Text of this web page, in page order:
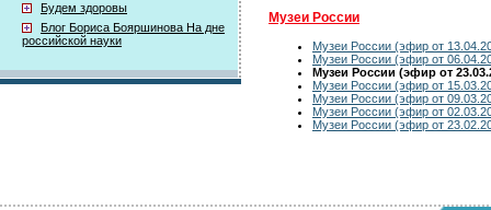
Будем здоровы
Блог Бориса Бояршинова На дне
российской науки
Музеи России
Музеи России (эфир от
Музеи России (эфир от
Музеи России (эфир от
Музеи России (эфир от
Музеи России (эфир от
Музеи России (эфир от
Музеи России (эфир от